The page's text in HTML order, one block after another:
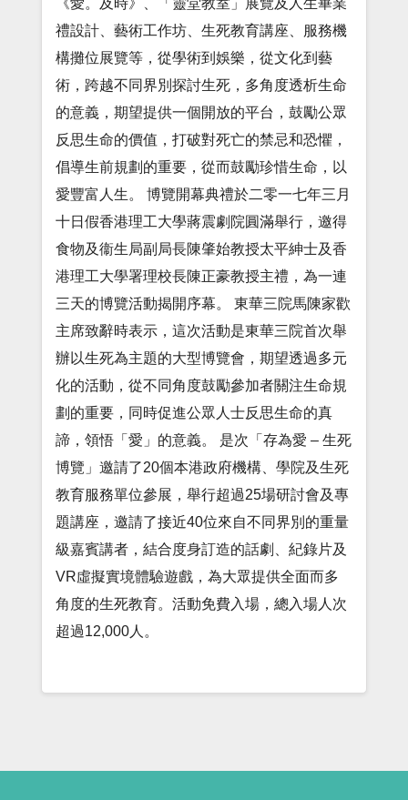
《愛。及時》、「靈堂教室」展覽及人生畢業
禮設計、藝術工作坊、生死教育講座、服務機
構攤位展覽等，從學術到娛樂，從文化到藝
術，跨越不同界別探討生死，多角度透析生命
的意義，期望提供一個開放的平台，鼓勵公眾
反思生命的價值，打破對死亡的禁忌和恐懼，
倡導生前規劃的重要，從而鼓勵珍惜生命，以
愛豐富人生。 博覽開幕典禮於二零一七年三月
十日假香港理工大學蔣震劇院圓滿舉行，邀得
食物及衞生局副局長陳肇始教授太平紳士及香
港理工大學署理校長陳正豪教授主禮，為一連
三天的博覽活動揭開序幕。 東華三院馬陳家歡
主席致辭時表示，這次活動是東華三院首次舉
辦以生死為主題的大型博覽會，期望透過多元
化的活動，從不同角度鼓勵參加者關注生命規
劃的重要，同時促進公眾人士反思生命的真
諦，領悟「愛」的意義。 是次「存為愛 – 生死
博覽」邀請了20個本港政府機構、學院及生死
教育服務單位參展，舉行超過25場研討會及專
題講座，邀請了接近40位來自不同界別的重量
級嘉賓講者，結合度身訂造的話劇、紀錄片及
VR虛擬實境體驗遊戲，為大眾提供全面而多
角度的生死教育。活動免費入場，總入場人次
超過12,000人。